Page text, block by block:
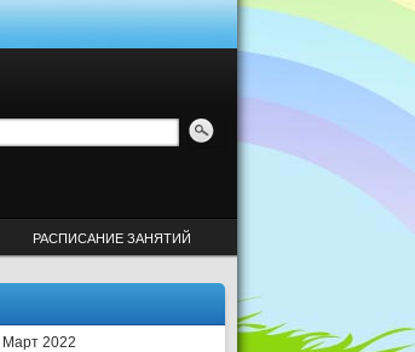
РАСПИСАНИЕ ЗАНЯТИЙ
Март 2022